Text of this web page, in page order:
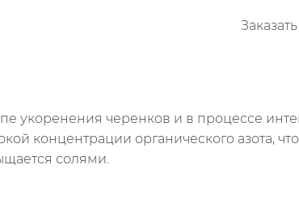
Заказать
укоренения черенков и в процессе
концентрации органического азота,
солями.